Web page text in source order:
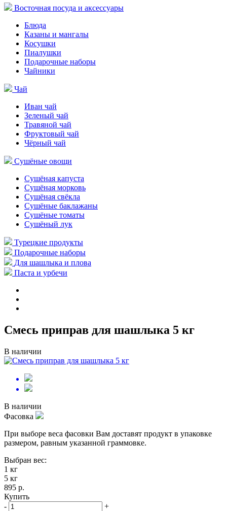
Восточная посуда и аксессуары
Блюда
Казаны и мангалы
Косушки
Пиалушки
Подарочные наборы
Чайники
Чай
Иван чай
Зеленый чай
Травяной чай
Фруктовый чай
Чёрный чай
Сушёные овощи
Сушёная капуста
Сушёная морковь
Сушёная свёкла
Сушёные баклажаны
Сушёные томаты
Сушёный лук
Турецкие продукты
Подарочные наборы
Для шашлыка и плова
Паста и урбечи
Смесь приправ для шашлыка 5 кг
В наличии
В наличии
Фасовка
При выборе веса фасовки Вам доставят продукт в упаковке
размером, равным указанной граммовке.
Выбран вес:
1 кг
5 кг
895 р.
Купить
-
+